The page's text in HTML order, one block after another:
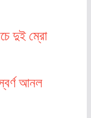
দুই ম্রো
আনল